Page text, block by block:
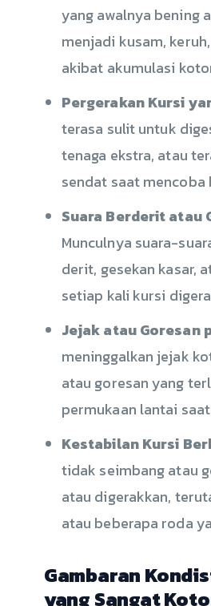
yang awalnya bening
menjadi kusam,
akibat akumulasi
Pergerakan Kursi
terasa sulit untuk
tenaga ekstra, atau
sendat saat mencoba
Suara Berderit atau
Munculnya suara-
derit, gesekan kasar,
setiap kali kursi
Jejak atau Goresan
meninggalkan jejak
atau goresan yang
permukaan lantai
Kestabilan Kursi
tidak seimbang atau
atau digerakkan,
atau beberapa roda
Gambaran
yang Sangat